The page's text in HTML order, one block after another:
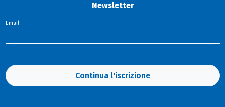
Newsletter
Email:
Continua l'iscrizione